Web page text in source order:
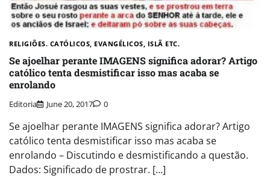
RELIGIÕES. CATÓLICOS, EVANGÉLICOS, ISLÃ ETC.
Se ajoelhar perante IMAGENS significa adorar? Artigo
católico tenta desmistificar isso mas acaba se
enrolando
Editoria June 20, 2017 0
Se ajoelhar perante IMAGENS significa adorar? Artigo
católico tenta desmistificar isso mas acaba se
enrolando – Discutindo e desmistificando a questão.
Dados: Significado de prostrar. […]